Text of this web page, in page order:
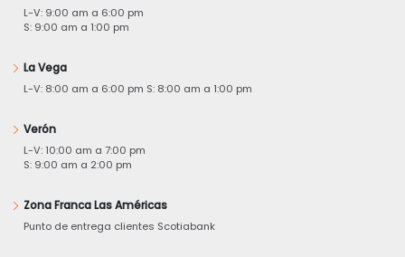
L-V: 9:00 am a 6:00 pm
S: 9:00 am a 1:00 pm
La Vega
L-V: 8:00 am a 6:00 pm S: 8:00 am a 1:00 pm
Verón
L-V: 10:00 am a 7:00 pm
S: 9:00 am a 2:00 pm
Zona Franca Las Américas
Punto de entrega clientes Scotiabank